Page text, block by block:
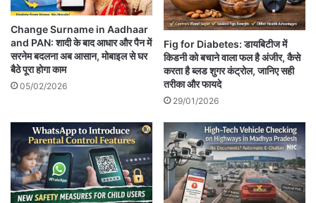
Change Surname in Aadhaar
and PAN: शादी के बाद आधार और पैन में
सरनेम बदलना अब आसान, मोबाइल से घर
बैठे पूरा होगा काम
05/02/2026
Fig for Diabetes: डायबिटीज में
किडनी को बचाने वाला फल है अंजीर, कैसे
करता है ब्लड शुगर कंट्रोल, जानिए सही
तरीका और फायदे
29/01/2026